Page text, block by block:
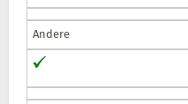
Andere